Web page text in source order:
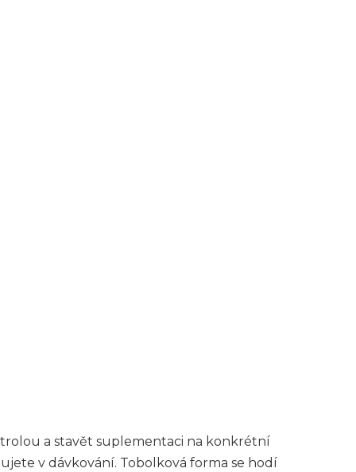
a stavět suplementaci na konkrétní
v dávkování. Tobolková forma se hodí